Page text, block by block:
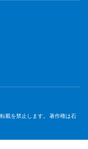
載を禁止します。 著作権は石